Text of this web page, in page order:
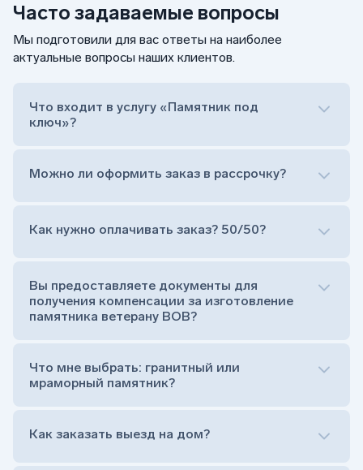
Часто задаваемые вопросы
Мы подготовили для вас ответы на наиболее
актуальные вопросы наших клиентов.
Что входит в услугу «Памятник под
ключ»?
Сам комплект памятника:
Тумба (постамент, на который при помощи
штыря устанавливается стела)
Обработка и сверловка комплекта
Расположение символа веры (крестик или
на символ веры или вовсе портрет не рисовать)
Можно ли оформить заказ в рассрочку?
Как нужно оплачивать заказ? 50/50?
Вы предоставляете документы для
получения компенсации за изготовление
памятника ветерану ВОВ?
Что мне выбрать: гранитный или
мраморный памятник?
Как заказать выезд на дом?